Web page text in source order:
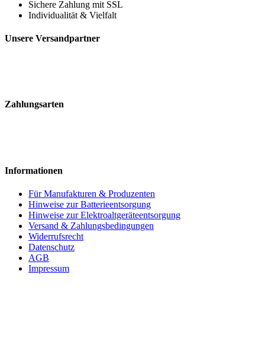
Sichere Zahlung mit SSL
Individualität & Vielfalt
Unsere Versandpartner
Zahlungsarten
Informationen
Für Manufakturen & Produzenten
Hinweise zur Batterieentsorgung
Hinweise zur Elektroaltgeräteentsorgung
Versand & Zahlungsbedingungen
Widerrufsrecht
Datenschutz
AGB
Impressum